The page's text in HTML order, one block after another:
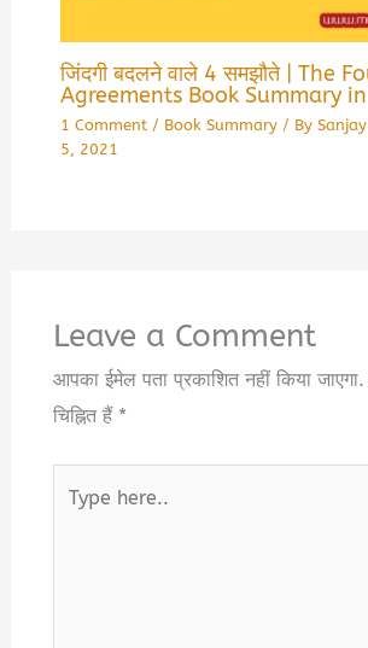
जिंदगी बदलने वाले 4 समझौते | The
Agreements Book Summary
1 Comment / Book Summary/ By
5, 2021
Leave a Comment
आपका ईमेल पता प्रकाशित नहीं किया जाएगा.
चिह्नित हैं *
here..